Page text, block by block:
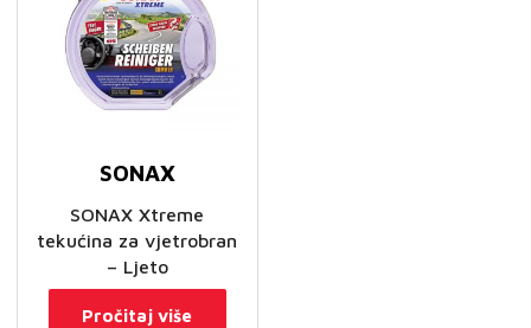
SONAX
SONAX Xtreme
tekućina za vjetrobran
– Ljeto
Pročitaj više